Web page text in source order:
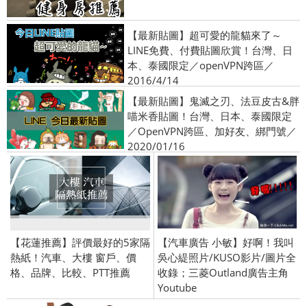
【最新貼圖】超可愛的龍貓來了～
LINE免費、付費貼圖欣賞！台灣、日
本、泰國限定／openVPN跨區／
2016/4/14
【最新貼圖】鬼滅之刃、法豆皮古&胖
喵米香貼圖！台灣、日本、泰國限定
／OpenVPN跨區、加好友、綁門號／
2020/01/16
【花蓮推薦】評價最好的5家隔
熱紙！汽車、大樓 窗戶、價
格、品牌、比較、PTT推薦
【汽車廣告 小敏】好啊！我叫
吳心緹照片/KUSO影片/圖片全
收錄；三菱Outland廣告主角
Youtube